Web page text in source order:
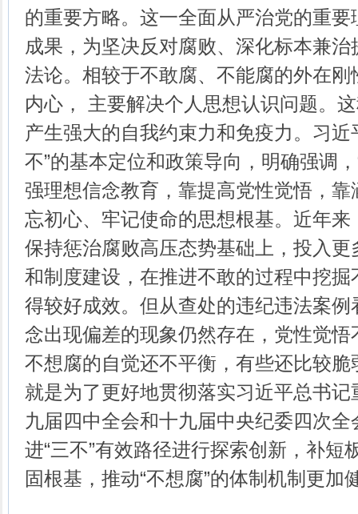
的重要方略。这一全面从严治党的重
成果，为坚决反对腐败、深化标本兼
法论。相较于不敢腐、不能腐的外在
内心， 主要解决个人思想认识问题。
产生强大的自我约束力和免疫力。习近
不”的基本定位和政策导向，明确强调
强理想信念教育，靠提高党性觉悟，
忘初心、牢记使命的思想根基。近年
保持惩治腐败高压态势基础上，投入
和制度建设，在推进不敢的过程中挖
得较好成效。但从查处的违纪违法案
念出现偏差的现象仍然存在，党性觉
不想腐的自觉还不平衡，有些还比较脆
就是为了更好地贯彻落实习近平总书
九届四中全会和十九届中央纪委四次
进“三不”有效路径进行探索创新，补短
固根基，推动“不想腐”的体制机制更加